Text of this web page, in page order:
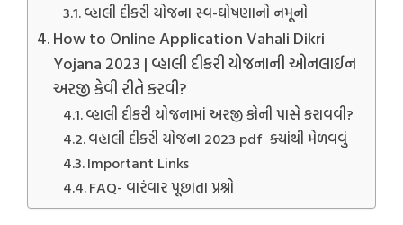
વ્હાલી દીકરી યોજના સ્વ-ઘોષણાનો નમૂનો
How to Online Application Vahali Dikri
Yojana 2023 | વ્હાલી દીકરી યોજનાની ઓનલાઈન
અરજી કેવી રીતે કરવી?
વ્હાલી દીકરી યોજનામાં અરજી કોની પાસે કરાવવી?
વહાલી દીકરી યોજના 2023 pdf ક્યાંથી મેળવવું
Important Links
FAQ- વારંવાર પૂછાતા પ્રશ્નો